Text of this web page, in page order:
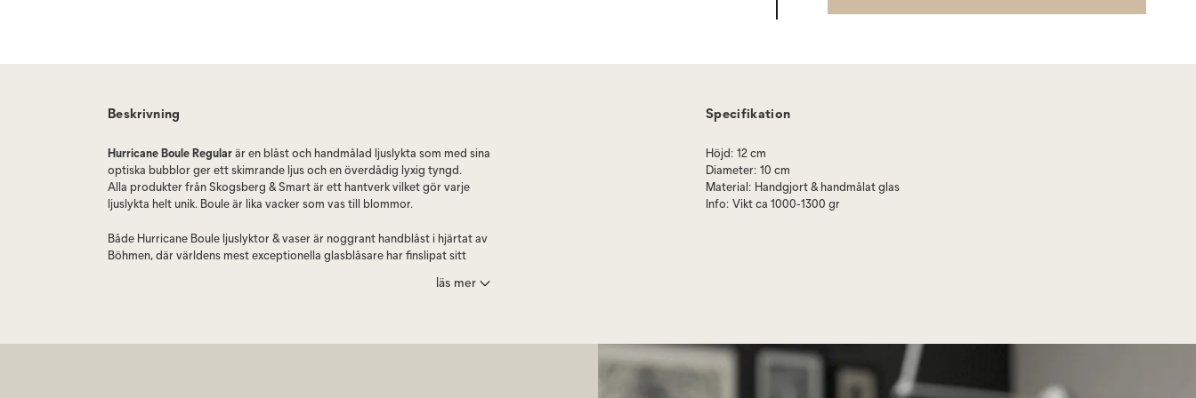
Beskrivning
Hurricane Boule Regularär en blåst och handmålad ljuslykta som med sina
optiska bubblor ger ett skimrande ljus och en överdådig lyxig tyngd.
Alla produkter från Skogsberg & Smart är ett hantverk vilket gör varje
ljuslykta helt unik. Boule är lika vacker som vas till blommor.
Både Hurricane Boule ljuslyktor & vaser är noggrant handblåst i hjärtat av
Böhmen, där världens mest exceptionella glasblåsare har finslipat sitt
läs mer
Specifikation
Höjd: 12 cm
Diameter: 10 cm
Material: Handgjort & handmålat glas
Info: Vikt ca 1000-1300 gr